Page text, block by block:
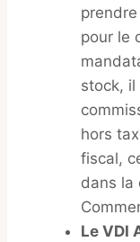
pour le
stock, il
hors
fiscal,
dans la
Le VDI